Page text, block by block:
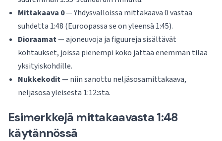
Mittakaava 0— Yhdysvalloissa mittakaava 0 vastaa
suhdetta 1:48 (Euroopassa se on yleensä 1:45).
Dioraamat— ajoneuvoja ja figuureja sisältävät
kohtaukset, joissa pienempi koko jättää enemmän tilaa
yksityiskohdille.
Nukkekodit— niin sanottu neljäsosamittakaava,
neljäsosa yleisestä 1:12:sta.
Esimerkkejä mittakaavasta 1:48
käytännössä